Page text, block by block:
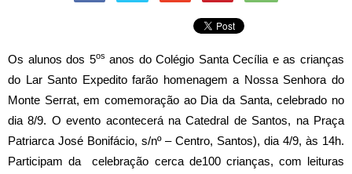
Os alunos dos 5os anos do Colégio Santa Cecília e as crianças
do Lar Santo Expedito farão homenagem a Nossa Senhora do
Monte Serrat, em comemoração ao Dia da Santa, celebrado no
dia 8/9. O evento acontecerá na Catedral de Santos, na Praça
Patriarca José Bonifácio, s/nº – Centro, Santos), dia 4/9, às 14h.
Participam da celebração cerca de100 crianças, com leituras